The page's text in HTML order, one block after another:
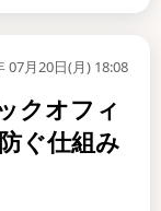
07月20日(月) 18:08
クオフィ
ぐ仕組み